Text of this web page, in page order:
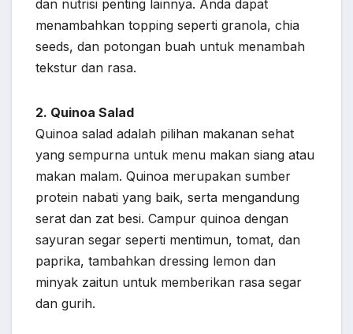
dan nutrisi penting lainnya. Anda dapat
menambahkan topping seperti granola, chia
seeds, dan potongan buah untuk menambah
tekstur dan rasa.
2. Quinoa Salad
Quinoa salad adalah pilihan makanan sehat
yang sempurna untuk menu makan siang atau
makan malam. Quinoa merupakan sumber
protein nabati yang baik, serta mengandung
serat dan zat besi. Campur quinoa dengan
sayuran segar seperti mentimun, tomat, dan
paprika, tambahkan dressing lemon dan
minyak zaitun untuk memberikan rasa segar
dan gurih.